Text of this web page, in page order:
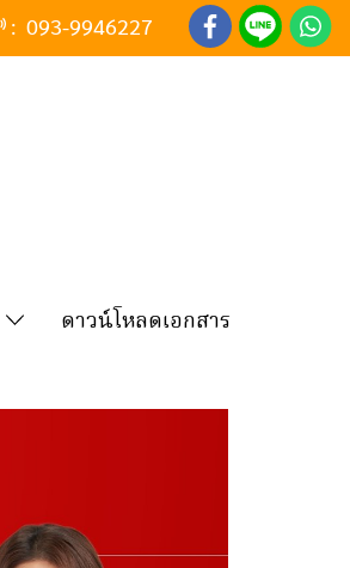
: 093-9946227
ดาวน์โหลดเอกสาร